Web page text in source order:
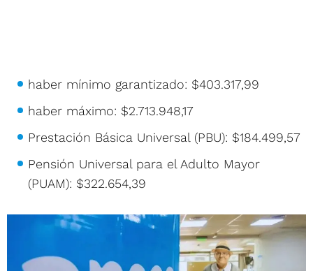
haber mínimo garantizado: $403.317,99
haber máximo: $2.713.948,17
Prestación Básica Universal (PBU): $184.499,57
Pensión Universal para el Adulto Mayor
(PUAM): $322.654,39